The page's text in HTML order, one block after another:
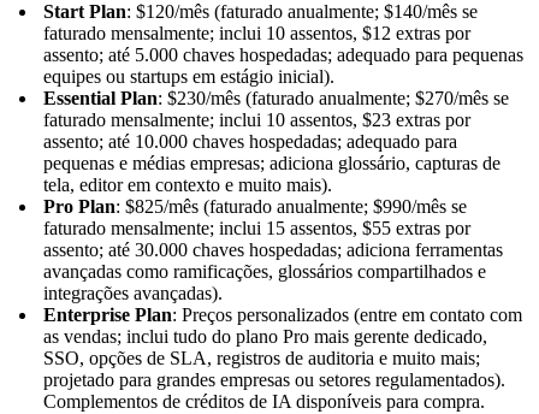
Start Plan: $120/mês (faturado anualmente; $140/mês se
faturado mensalmente; inclui 10 assentos, $12 extras por
assento; até 5.000 chaves hospedadas; adequado para pequenas
equipes ou startups em estágio inicial).
Essential Plan: $230/mês (faturado anualmente; $270/mês se
faturado mensalmente; inclui 10 assentos, $23 extras por
assento; até 10.000 chaves hospedadas; adequado para
pequenas e médias empresas; adiciona glossário, capturas de
tela, editor em contexto e muito mais).
Pro Plan: $825/mês (faturado anualmente; $990/mês se
faturado mensalmente; inclui 15 assentos, $55 extras por
assento; até 30.000 chaves hospedadas; adiciona ferramentas
avançadas como ramificações, glossários compartilhados e
integrações avançadas).
Enterprise Plan: Preços personalizados (entre em contato com
as vendas; inclui tudo do plano Pro mais gerente dedicado,
SSO, opções de SLA, registros de auditoria e muito mais;
projetado para grandes empresas ou setores regulamentados).
Complementos de créditos de IA disponíveis para compra.